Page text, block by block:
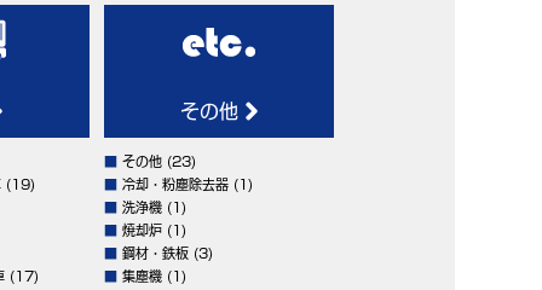
(19)
(17)
その他
その他 (23)
冷却・粉塵除去器 (1)
洗浄機 (1)
焼却炉 (1)
鋼材・鉄板 (3)
集塵機 (1)